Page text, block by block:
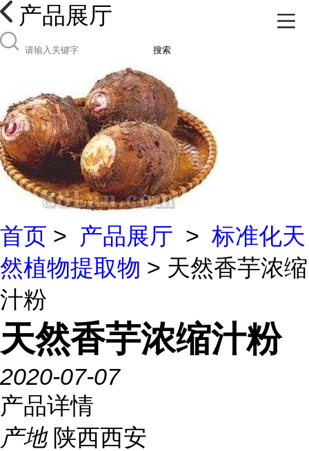
产品展厅
搜索
首页 > 产品展厅 > 标准化天
然植物提取物 > 天然香芋浓缩
汁粉
天然香芋浓缩汁粉
2020-07-07
产品详情
产地 陕西西安